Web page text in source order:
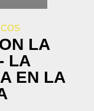
LA
LA
EN LA